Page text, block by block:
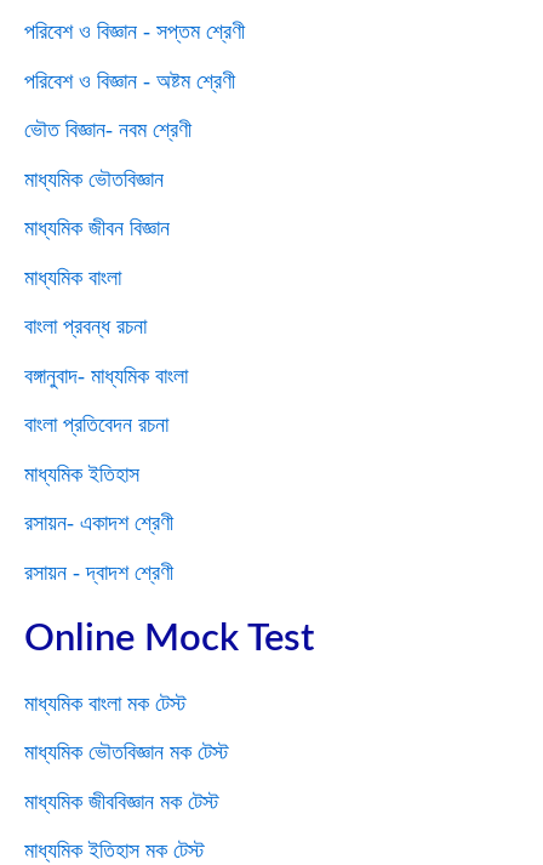
পরিবেশ ও বিজ্ঞান - সপ্তম শ্রেণী
পরিবেশ ও বিজ্ঞান - অষ্টম শ্রেণী
ভৌত বিজ্ঞান- নবম শ্রেণী
মাধ্যমিক ভৌতবিজ্ঞান
মাধ্যমিক জীবন বিজ্ঞান
মাধ্যমিক বাংলা
বাংলা প্রবন্ধ রচনা
বঙ্গানুবাদ- মাধ্যমিক বাংলা
বাংলা প্রতিবেদন রচনা
মাধ্যমিক ইতিহাস
রসায়ন- একাদশ শ্রেণী
রসায়ন - দ্বাদশ শ্রেণী
Online Mock Test
মাধ্যমিক বাংলা মক টেস্ট
মাধ্যমিক ভৌতবিজ্ঞান মক টেস্ট
মাধ্যমিক জীববিজ্ঞান মক টেস্ট
মাধ্যমিক ইতিহাস মক টেস্ট